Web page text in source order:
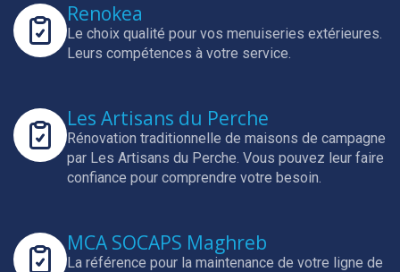
Renokea
Le choix qualité pour vos menuiseries extérieures.
Leurs compétences à votre service.
Les Artisans du Perche
Rénovation traditionnelle de maisons de campagne
par Les Artisans du Perche. Vous pouvez leur faire
confiance pour comprendre votre besoin.
MCA SOCAPS Maghreb
La référence pour la maintenance de votre ligne de